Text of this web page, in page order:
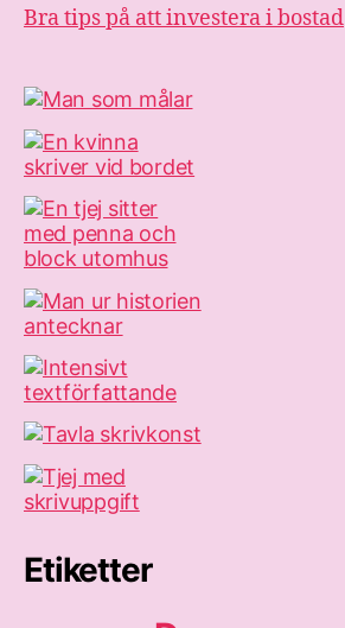
Bra tips på att investera i bostad
Etiketter